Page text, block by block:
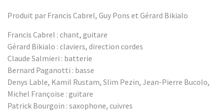
Produit par Francis Cabrel, Guy Pons et Gérard Bikialo
Francis Cabrel : chant, guitare
Gérard Bikialo : claviers, direction cordes
Claude Salmieri : batterie
Bernard Paganotti : basse
Denys Lable, Kamil Rustam, Slim Pezin, Jean-Pierre Bucolo,
Michel Françoise : guitare
Patrick Bourgoin : saxophone, cuivres